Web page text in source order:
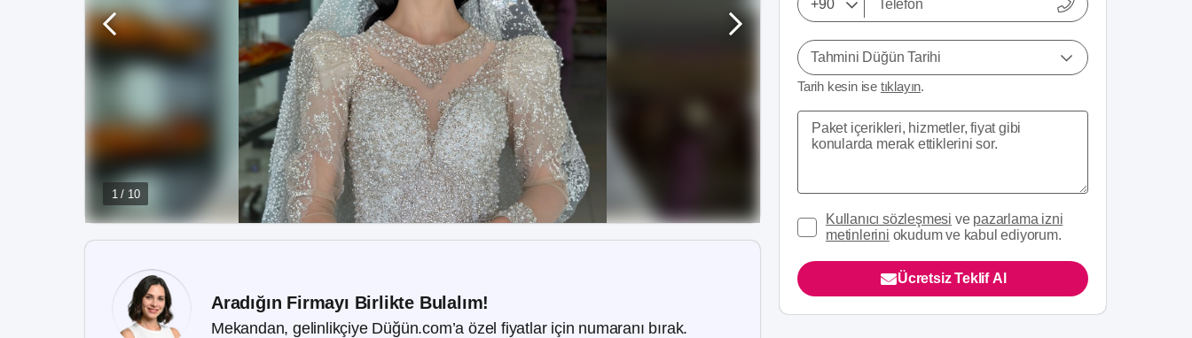
1 / 10
Aradığın Firmayı Birlikte Bulalım!
Mekandan, gelinlikçiye Düğün.com’a özel fiyatlar için numaranı bırak.
Tahmini Düğün Tarihi
Tarih kesin ise tıklayın.
Kullanıcı sözleşmesi ve pazarlama izni
metinlerini okudum ve kabul ediyorum.
Ücretsiz Teklif Al